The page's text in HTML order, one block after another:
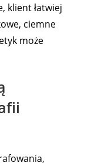
klient łatwiej
ciemne
może